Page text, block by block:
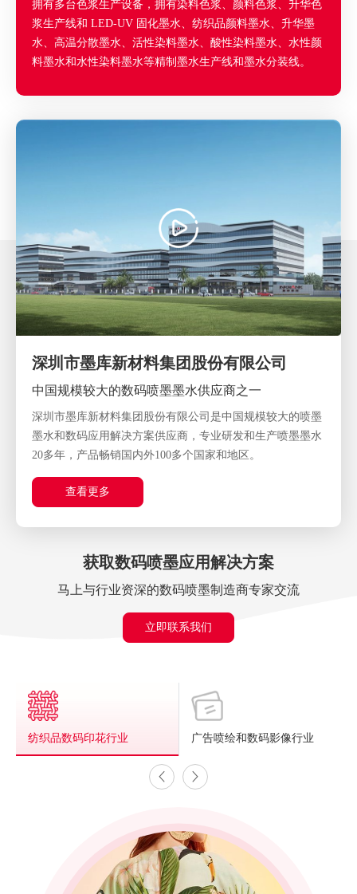
拥有多台色浆生产设备，拥有染料色浆、颜料色浆、升华色
浆生产线和 LED-UV 固化墨水、纺织品颜料墨水、升华墨
水、高温分散墨水、活性染料墨水、酸性染料墨水、水性颜
料墨水和水性染料墨水等精制墨水生产线和墨水分装线。
深圳市墨库新材料集团股份有限公司
中国规模较大的数码喷墨墨水供应商之一
深圳市墨库新材料集团股份有限公司是中国规模较大的喷墨
墨水和数码应用解决方案供应商，专业研发和生产喷墨墨水
20多年，产品畅销国内外100多个国家和地区。
查看更多
获取数码喷墨应用解决方案
马上与行业资深的数码喷墨制造商专家交流
立即联系我们
纺织品数码印花行业 广告喷绘和数码影像行业